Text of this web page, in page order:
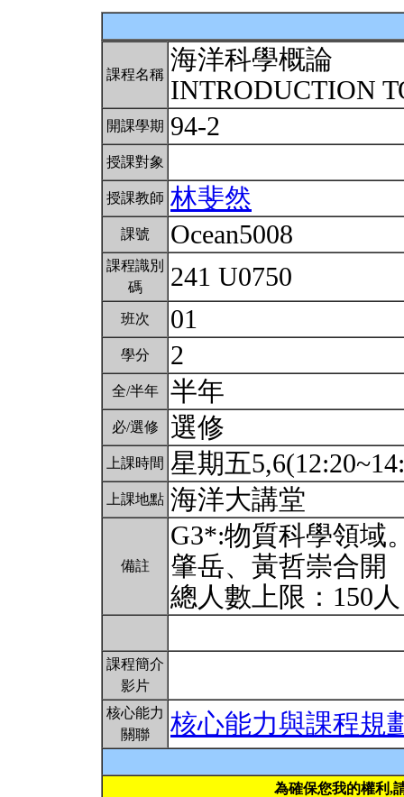
課程名稱 海洋科學概論
INTRODUCTION
開課學期 94-2
授課對象
授課教師 林斐然
課號 Ocean5008
課程識別
碼
241 U0750
班次 01
學分 2
全/半年 半年
必/選修 選修
上課時間 星期五
上課地點 海洋大講堂
備註
G3*:物質科學領域
肇岳、黃哲崇合開
總人數上限：150
課程簡介
影片
核心能力
關聯
核心能力與課程規
為確保您我的權利,